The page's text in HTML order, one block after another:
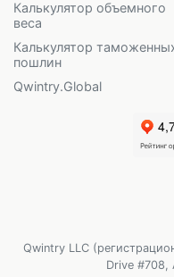
Калькулятор объемного
веса
Калькулятор
пошлин
Qwintry.Global
Qwintry LLC
Drive #708,